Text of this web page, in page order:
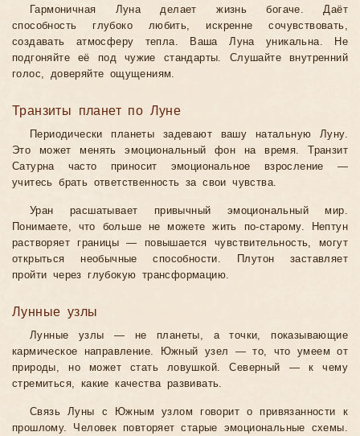
Гармоничная Луна делает жизнь богаче. Даёт
способность глубоко любить, искренне сочувствовать,
создавать атмосферу тепла. Ваша Луна уникальна. Не
подгоняйте её под чужие стандарты. Слушайте внутренний
голос, доверяйте ощущениям.
Транзиты планет по Луне
Периодически планеты задевают вашу натальную Луну.
Это может менять эмоциональный фон на время. Транзит
Сатурна часто приносит эмоциональное взросление —
учитесь брать ответственность за свои чувства.
Уран расшатывает привычный эмоциональный мир.
Понимаете, что больше не можете жить по-старому. Нептун
растворяет границы — повышается чувствительность, могут
открыться необычные способности. Плутон заставляет
пройти через глубокую трансформацию.
Лунные узлы
Лунные узлы — не планеты, а точки, показывающие
кармическое направление. Южный узел — то, что умеем от
природы, но может стать ловушкой. Северный — к чему
стремиться, какие качества развивать.
Связь Луны с Южным узлом говорит о привязанности к
прошлому. Человек повторяет старые эмоциональные схемы.